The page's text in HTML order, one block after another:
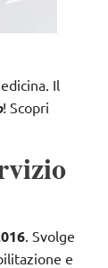
Il
!Scopri
. Svolge
e